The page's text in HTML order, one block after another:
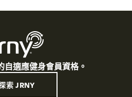
自適應健身會員資格。
索 JRNY